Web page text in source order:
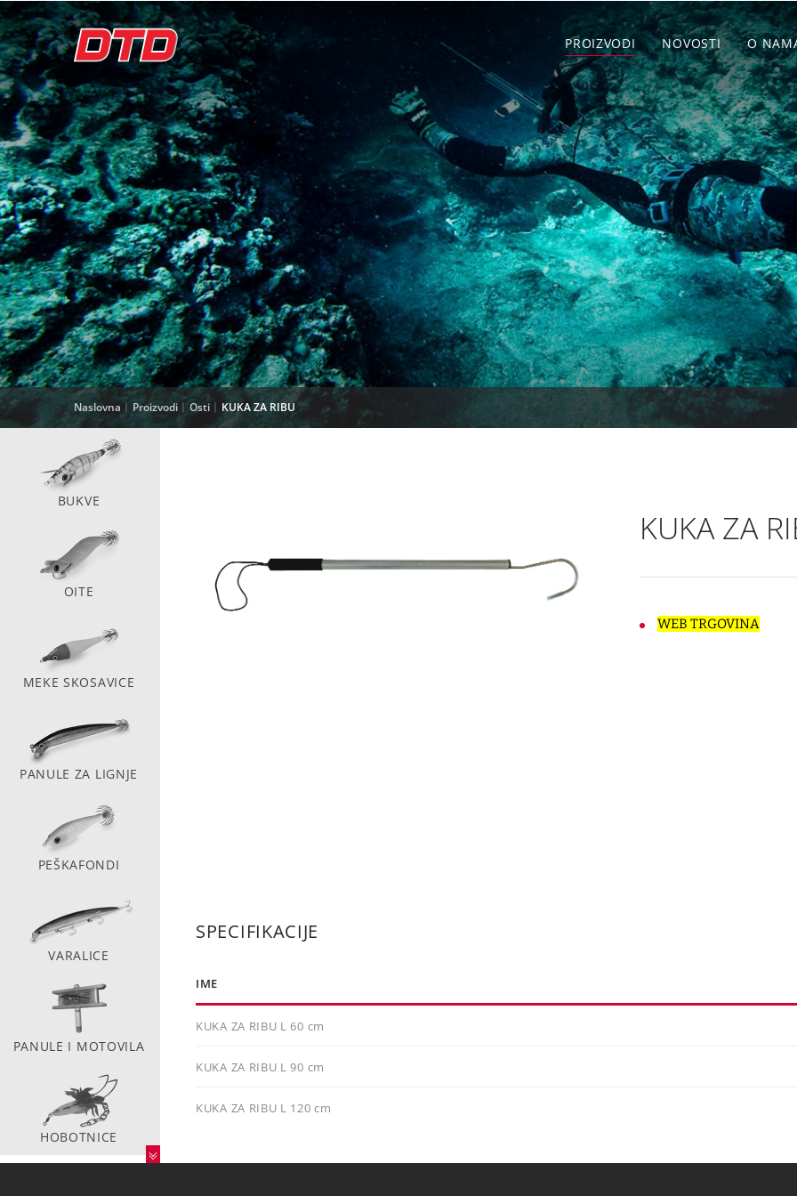
PROIZVODI NOVOSTI O
BUKVE
OITE
MEKE SKOSAVICE
PANULE ZA LIGNJE
PEŠKAFONDI
VARALICE
PANULE I MOTOVILA
HOBOTNICE
Naslovna Proizvodi Osti KUKA ZA RIBU
KUKA ZA
WEB TRGOVINA
SPECIFIKACIJE
IME
KUKA ZA RIBU L 60 cm
KUKA ZA RIBU L 90 cm
KUKA ZA RIBU L 120 cm